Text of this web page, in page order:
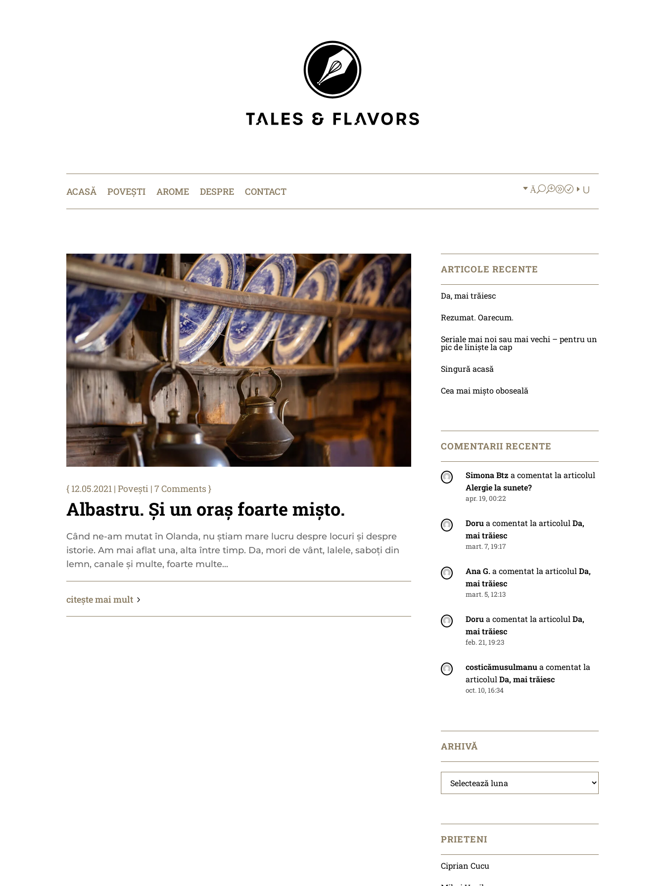
ACASĂ POVEȘTI AROME DESPRE CONTACT
Albastru. Și un oraș foarte mișto.
12.05.2021 |Povești | 7 Comments
Când ne-am mutat în Olanda, nu știam mare lucru despre locuri și despre
istorie. Am mai aflat una, alta între timp. Da, mori de vânt, lalele, saboți din
lemn, canale și multe, foarte multe...
citește mai mult
ARTICOLE RECENTE
Da, mai trăiesc
Rezumat. Oarecum.
Seriale mai noi sau mai vechi – pentru un
pic de liniște la cap
Singură acasă
Cea mai mișto oboseală
COMENTARII RECENTE
Simona Btz a comentat la articolul
Alergie la sunete?
apr. 19, 00:22
Dorua comentat la articolulDa,
mai trăiesc
mart. 7, 19:17
Ana G.a comentat la articolulDa,
mai trăiesc
mart. 5, 12:13
Dorua comentat la articolulDa,
mai trăiesc
feb. 21, 19:23
costicămusulmanua comentat la
articolulDa, mai trăiesc
oct. 10, 16:34
ARHIVĂ
Arhivă
PRIETENI
Ciprian Cucu